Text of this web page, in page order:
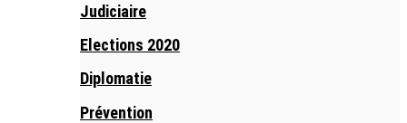
Judiciaire
Elections 2020
Diplomatie
Prévention